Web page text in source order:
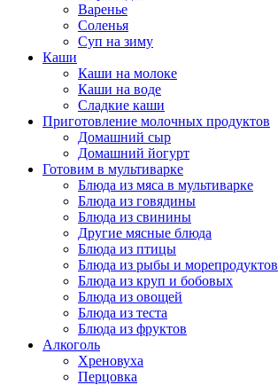
Варенье
Соленья
Суп на зиму
Каши
Каши на молоке
Каши на воде
Сладкие каши
Приготовление молочных продуктов
Домашний сыр
Домашний йогурт
Готовим в мультиварке
Блюда из мяса в мультиварке
Блюда из говядины
Блюда из свинины
Другие мясные блюда
Блюда из птицы
Блюда из рыбы и морепродуктов
Блюда из круп и бобовых
Блюда из овощей
Блюда из теста
Блюда из фруктов
Алкоголь
Хреновуха
Перцовка